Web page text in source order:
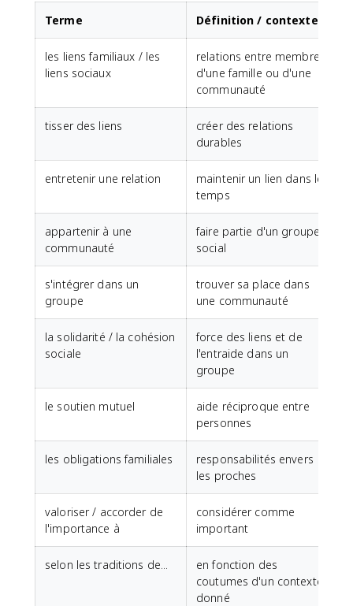
Terme Définition / contexte
les liens familiaux / les
liens sociaux
relations entre membres
d'une famille ou d'une
communauté
tisser des liens
créer des relations
durables
entretenir une relation
maintenir un lien dans le
temps
appartenir à une
communauté
faire partie d'un groupe
social
s'intégrer dans un
groupe
trouver sa place dans
une communauté
la solidarité / la cohésion
sociale
force des liens et de
l'entraide dans un
groupe
le soutien mutuel
aide réciproque entre
personnes
les obligations familiales
responsabilités envers
les proches
valoriser / accorder de
l'importance à
considérer comme
important
selon les traditions de...
en fonction des
coutumes d'un contexte
donné